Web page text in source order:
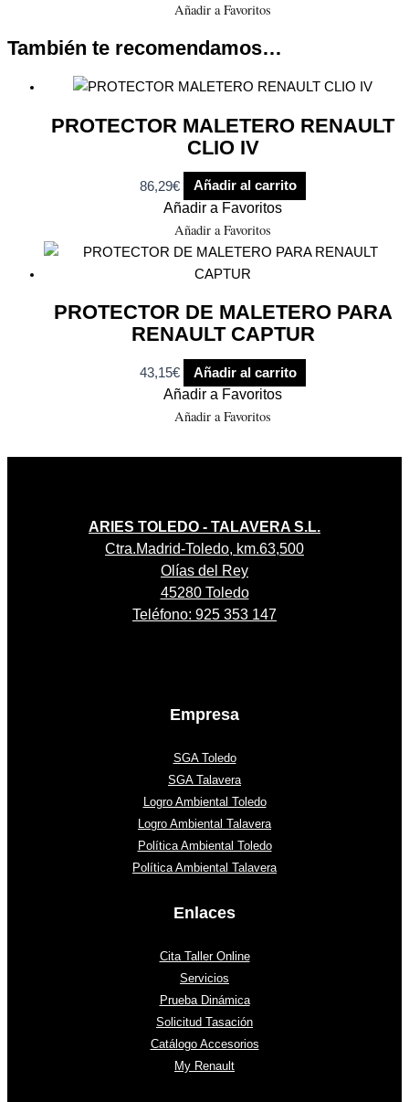
Añadir a Favoritos
También te recomendamos…
PROTECTOR MALETERO RENAULT
CLIO IV
86,29€ Añadir al carrito
Añadir a Favoritos
Añadir a Favoritos
PROTECTOR DE MALETERO PARA
RENAULT CAPTUR
43,15€ Añadir al carrito
Añadir a Favoritos
Añadir a Favoritos
ARIES TOLEDO - TALAVERA S.L.
Ctra.Madrid-Toledo, km.63,500
Olías del Rey
45280 Toledo
Teléfono: 925 353 147
Empresa
SGA Toledo
SGA Talavera
Logro Ambiental Toledo
Logro Ambiental Talavera
Política Ambiental Toledo
Política Ambiental Talavera
Enlaces
Cita Taller Online
Servicios
Prueba Dinámica
Solicitud Tasación
Catálogo Accesorios
My Renault